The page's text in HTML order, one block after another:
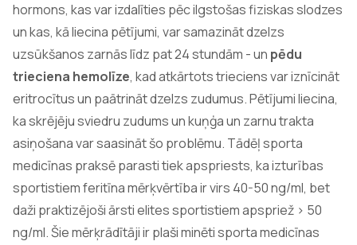
hormons, kas var izdalīties pēc ilgstošas fiziskas slodzes
un kas, kā liecina pētījumi, var samazināt dzelzs
uzsūkšanos zarnās līdz pat 24 stundām - un pēdu
trieciena hemolīze, kad atkārtots trieciens var iznīcināt
eritrocītus un paātrināt dzelzs zudumus. Pētījumi liecina,
ka skrējēju sviedru zudums un kuņģa un zarnu trakta
asiņošana var saasināt šo problēmu. Tādēļ sporta
medicīnas praksē parasti tiek apspriests, ka izturības
sportistiem feritīna mērķvērtība ir virs 40-50 ng/ml, bet
daži praktizējoši ārsti elites sportistiem apspriež > 50
ng/ml. Šie mērķrādītāji ir plaši minēti sporta medicīnas